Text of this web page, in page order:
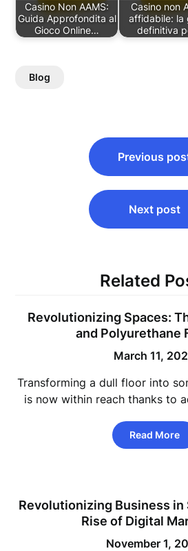
Casino Non AAMS:
Guida Approfondita al
Gioco Online…
Casino non
affidabile: la
definitiva
Blog
navigation
Previous
Next post
Related
Revolutionizing Spaces:
and Polyurethane
March 11,
Transforming a dull floor into
is now within reach thanks to
Read More
Revolutionizing Business in
Rise of Digital
November 1,